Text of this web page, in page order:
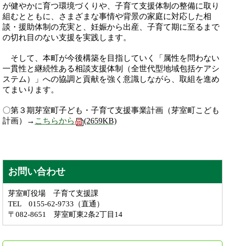
が健やかに育つ環境づくりや、子育て支援体制の整備に取り
組むとともに、さまざまな事情や背景の家庭に対応した相
談・援助体制の充実と、妊娠から出産、子育て期に至るまで
の切れ目のない支援を実践します。
そして、本町が今後構築を目指していく「属性を問わない
一貫性と継続性ある相談支援体制（全世代型地域包括ケアシ
ステム）」への協調と貢献を強く意識しながら、取組を進め
てまいります。
〇第３期芽室町子ども・子育て支援事業計画（芽室町こども
計画）→ こちらから (2659KB)
お問い合わせ
芽室町役場 子育て支援課
TEL 0155-62-9733（直通）
〒082-8651 芽室町東2条2丁目14